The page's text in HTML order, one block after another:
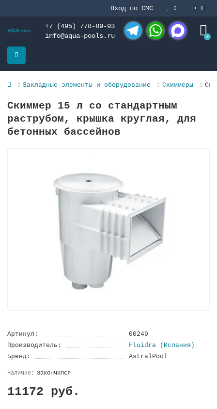
Вход по СМС 0 0
+7 (495) 778-89-93
info@aqua-pools.ru
0
Закладные элементы и оборудование Скиммеры
Скиммер 15 л со стандартным
раструбом, крышка круглая, для
бeтонных бассейнов
Артикул:
00249
Производитель:
Fluidra (Испания)
Бренд:
AstralPool
Закончился
11172 руб.